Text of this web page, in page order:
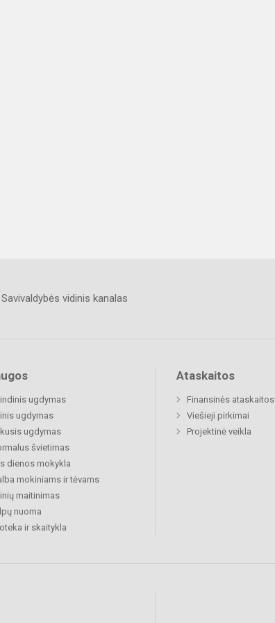
Savivaldybės vidinis kanalas
ugdymas
ugdymas
ugdymas
švietimas
dienos mokykla
mokiniams ir tėvams
maitinimas
nuoma
ir skaitykla
Ataskaitos
Finansinės ataskaitos
Viešieji pirkimai
Projektinė veikla